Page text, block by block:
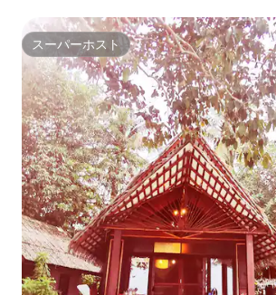
スーパーホスト
スーパーホスト